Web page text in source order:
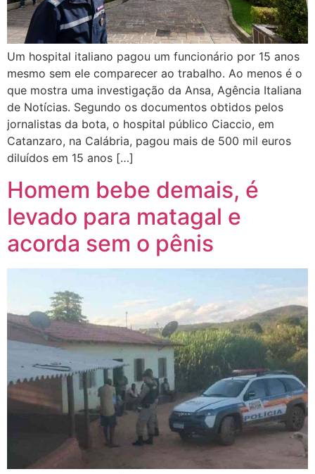
Um hospital italiano pagou um funcionário por 15 anos
mesmo sem ele comparecer ao trabalho. Ao menos é o
que mostra uma investigação da Ansa, Agência Italiana
de Notícias. Segundo os documentos obtidos pelos
jornalistas da bota, o hospital público Ciaccio, em
Catanzaro, na Calábria, pagou mais de 500 mil euros
diluídos em 15 anos […]
Homem bebe demais, é
levado para matagal e
acorda sem o pênis